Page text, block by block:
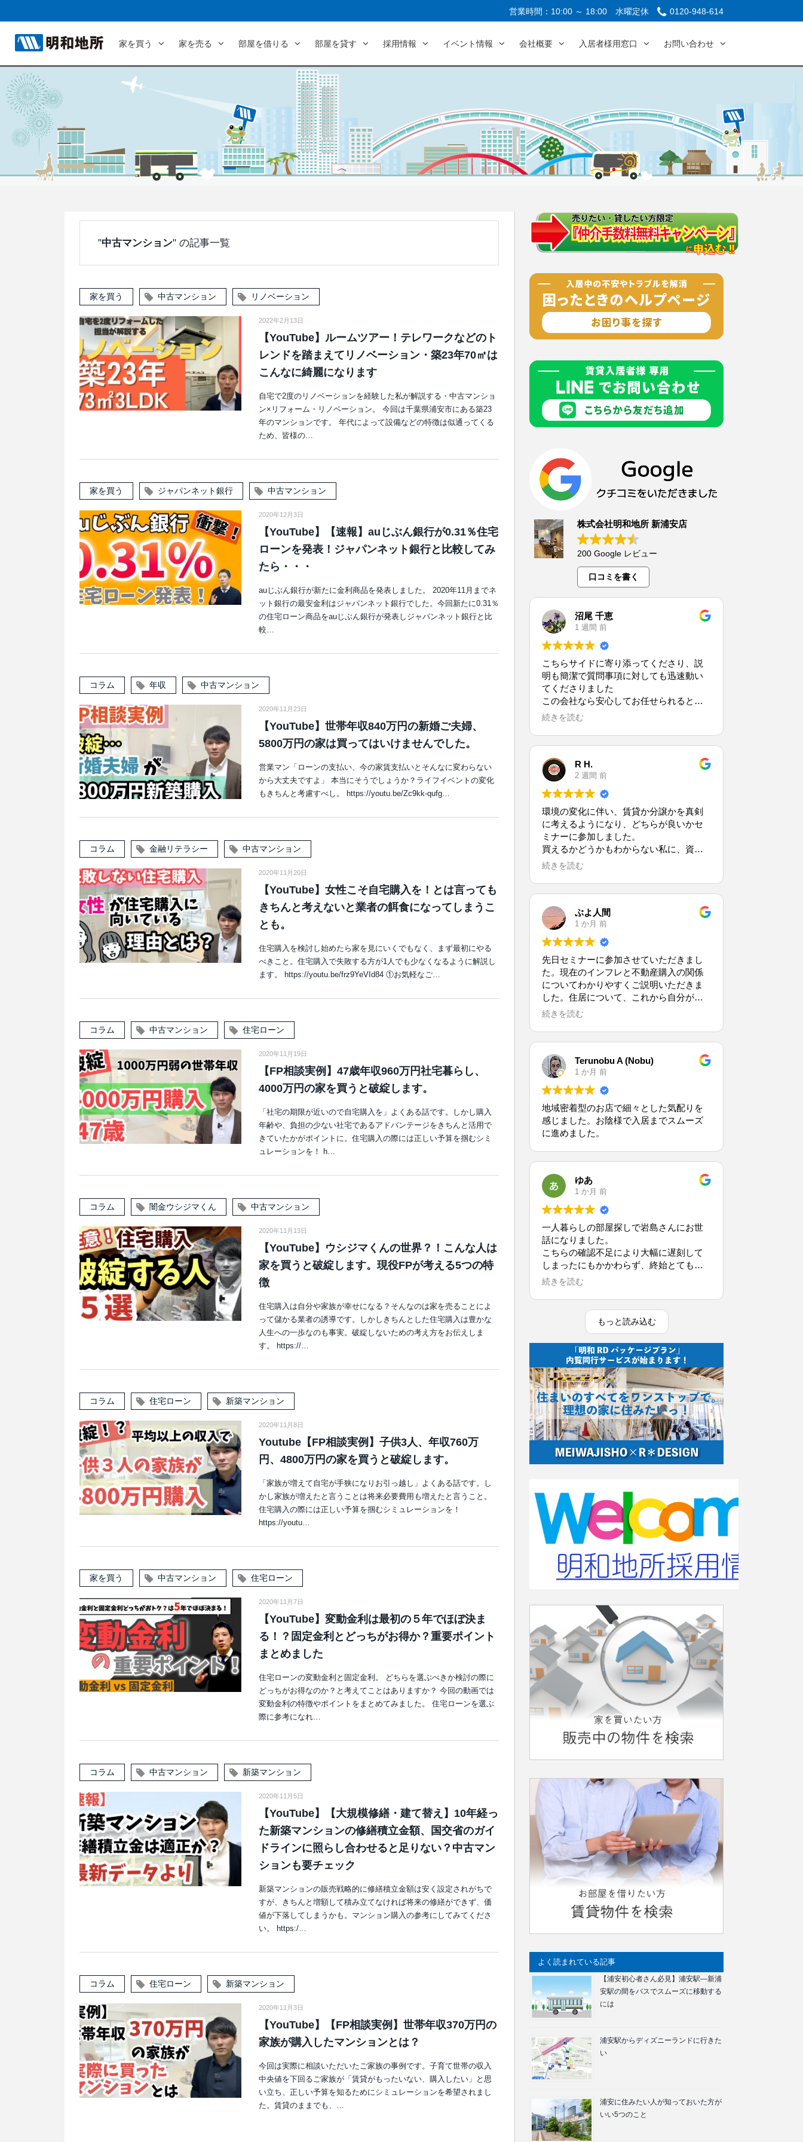
営業時間：10:00 ～ 18:00 水曜定休 0120-948-614
家を買う 家を売る 部屋を借りる 部屋を貸す 採用情報 イベント情報 会社概要 入居者様用窓口 お問い合わせ
"中古マンション" の記事一覧
家を買う 中古マンション リノベーション
2022年2月13日
【YouTube】ルームツアー！テレワークなどのト
レンドを踏まえてリノベーション・築23年70㎡は
こんなに綺麗になります
自宅で2度のリノベーションを経験した私が解説する・中古マンショ
ン×リフォーム・リノベーション。 今回は千葉県浦安市にある築23
年のマンションです。 年代によって設備などの特徴は似通ってくる
ため、皆様の…
家を買う ジャパンネット銀行 中古マンション
2020年12月3日
【YouTube】【速報】auじぶん銀行が0.31％住宅
ローンを発表！ジャパンネット銀行と比較してみ
たら・・・
auじぶん銀行が新たに金利商品を発表しました。 2020年11月までネ
ット銀行の最安金利はジャパンネット銀行でした。今回新たに0.31％
の住宅ローン商品をauじぶん銀行が発表しジャパンネット銀行と比
較…
コラム 年収 中古マンション
2020年11月23日
【YouTube】世帯年収840万円の新婚ご夫婦、
5800万円の家は買ってはいけませんでした。
営業マン「ローンの支払い、今の家賃支払いとそんなに変わらない
から大丈夫ですよ」 本当にそうでしょうか？ライフイベントの変化
もきちんと考慮すべし。 https://youtu.be/Zc9kk-qufg…
コラム 金融リテラシー 中古マンション
2020年11月20日
【YouTube】女性こそ自宅購入を！とは言っても
きちんと考えないと業者の餌食になってしまうこ
とも。
住宅購入を検討し始めたら家を見にいくでもなく、まず最初にやる
べきこと。住宅購入で失敗する方が1人でも少なくなるように解説し
ます。 https://youtu.be/frz9YeVId84 ①お気軽なご…
コラム 中古マンション 住宅ローン
2020年11月19日
【FP相談実例】47歳年収960万円社宅暮らし、
4000万円の家を買うと破綻します。
「社宅の期限が近いので自宅購入を」よくある話です。しかし購入
年齢や、負担の少ない社宅であるアドバンテージをきちんと活用で
きていたかがポイントに。住宅購入の際には正しい予算を掴むシミ
ュレーションを！ h…
コラム 闇金ウシジマくん 中古マンション
2020年11月13日
【YouTube】ウシジマくんの世界？！こんな人は
家を買うと破綻します。現役FPが考える5つの特
徴
住宅購入は自分や家族が幸せになる？そんなのは家を売ることによ
って儲かる業者の誘導です。しかしきちんとした住宅購入は豊かな
人生への一歩なのも事実。破綻しないための考え方をお伝えしま
す。 https://…
コラム 住宅ローン 新築マンション
2020年11月8日
Youtube【FP相談実例】子供3人、年収760万
円、4800万円の家を買うと破綻します。
「家族が増えて自宅が手狭になりお引っ越し」よくある話です。し
かし家族が増えたと言うことは将来必要費用も増えたと言うこと。
住宅購入の際には正しい予算を掴むシミュレーションを！
https://youtu…
家を買う 中古マンション 住宅ローン
2020年11月7日
【YouTube】変動金利は最初の５年でほぼ決ま
る！？固定金利とどっちがお得か？重要ポイント
まとめました
住宅ローンの変動金利と固定金利。 どちらを選ぶべきか検討の際に
どっちがお得なのか？と考えてことはありますか？ 今回の動画では
変動金利の特徴やポイントをまとめてみました。 住宅ローンを選ぶ
際に参考になれ…
コラム 中古マンション 新築マンション
2020年11月5日
【YouTube】【大規模修繕・建て替え】10年経っ
た新築マンションの修繕積立金額、国交省のガイ
ドラインに照らし合わせると足りない？中古マン
ションも要チェック
新築マンションの販売戦略的に修繕積立金額は安く設定されがちで
すが、きちんと増額して積み立てなければ将来の修繕ができず、価
値が下落してしまうかも。マンション購入の参考にしてみてくださ
い。 https:/…
コラム 住宅ローン 新築マンション
2020年11月3日
【YouTube】【FP相談実例】世帯年収370万円の
家族が購入したマンションとは？
今回は実際に相談いただいたご家族の事例です。子育て世帯の収入
中央値を下回るご家族が「賃貸がもったいない、購入したい」と思
い立ち、正しい予算を知るためにシミュレーションを希望されまし
た。賃貸のままでも、…
株式会社明和地所 新浦安店
200 Google レビュー
口コミを書く
沼尾 千恵
1 週間 前
こちらサイドに寄り添ってくださり、説
明も簡潔で質問事項に対しても迅速動い
てくださりました
この会社なら安心してお任せられると心
から感謝しております
続きを読む
R H.
2 週間 前
環境の変化に伴い、賃貸か分譲かを真剣
に考えるようになり、どちらが良いかセ
ミナーに参加しました。
買えるかどうかもわからない私に、資金
計画から物件紹介まで本当に寄り添って
意が固まりました。
安になってやめたり、でもまた欲しくな
ったり面倒な客だったと思います。
それでも最後まで寄り添っていただけた
こと、本当に感謝しています。
他の不動産屋さんにでも同じ物件を見て
いただりしたのですが、やはり全然違い
ました。
本当に無理なく購入できるのか、そのラ
イフプランを数値で明確に示していただ
続きを読む
ぶよ人間
1 か月 前
先日セミナーに参加させていただきまし
た。現在のインフレと不動産購入の関係
についてわかりやすくご説明いただきま
した。住居について、これから自分が考
えるべき事を明確にできました。スタッ
ればお世話になりたいと考えておりま
続きを読む
Terunobu A (Nobu)
1 か月 前
地域密着型のお店で細々とした気配りを
感じました。お陰様で入居までスムーズ
に進めました。
ゆあ
1 か月 前
一人暮らしの部屋探しで岩島さんにお世
話になりました。
こちらの確認不足により大幅に遅刻して
しまったにもかかわらず、終始とても丁
寧に対応していただきました。
かりと考慮したうえで物件をご提案いた
だき、さらに各物件の良い点だけでな
く、気になる点や注意すべき点について
して検討することができました。
今回はさまざまな事情を考慮し、別の場
所で契約することになりましたが、今後
新浦安への引っ越しを検討する際には、
ぜひまた岩島さんにお願いできたら嬉し
いです。
この度は本当にありがとうござました。
続きを読む
もっと読み込む
よく読まれている記事
【浦安初心者さん必見】浦安駅―新浦
安駅の間をバスでスムーズに移動する
には
浦安駅からディズニーランドに行きた
い
浦安に住みたい人が知っておいた方が
いい5つのこと